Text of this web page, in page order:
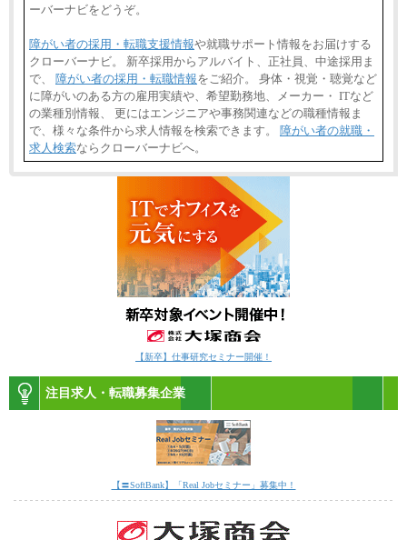
ーバーナビをどうぞ。
障がい者の採用・転職支援情報や就職サポート情報をお届けする
クローバーナビ。 新卒採用からアルバイト、正社員、中途採用ま
で、 障がい者の採用・転職情報をご紹介。 身体・視覚・聴覚など
に障がいのある方の雇用実績や、希望勤務地、メーカー・ ITなど
の業種別情報、 更にはエンジニアや事務関連などの職種情報ま
で、様々な条件から求人情報を検索できます。 障がい者の就職・
求人検索ならクローバーナビへ。
【新卒】仕事研究セミナー開催！
注目求人・転職募集企業
【〓SoftBank】「Real Jobセミナー」募集中！